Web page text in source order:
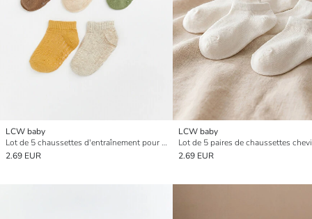
LCW baby
Lot de 5 chaussettes d'entraînement pour bébé garçon
2.69 EUR
LCW baby
2.69 EUR